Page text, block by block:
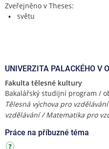
Zveřejněno v Theses:
světu
UNIVERZITA PALACKÉHO V
Fakulta tělesné kultury
Bakalářský studijní program /
Tělesná výchova pro
vzdělávání / Matematika pro
Práce na příbuzné téma